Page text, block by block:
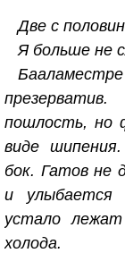
Две с
Я больше не
пошлость, но
виде
бок. Гатов не
и улыбается
устало
холода.